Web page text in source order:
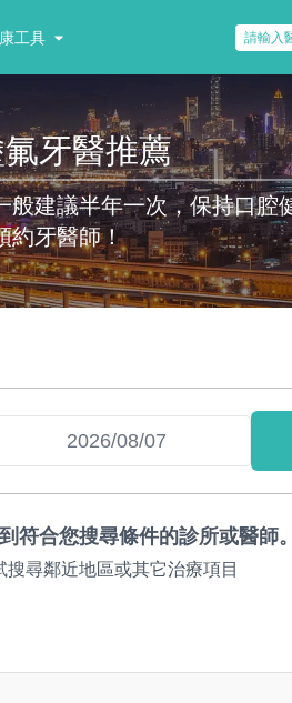
工具
牙醫推薦
建議半年一次，保持口腔
約牙醫師！
符合您搜尋條件的診所或醫師。
搜尋鄰近地區或其它治療項目